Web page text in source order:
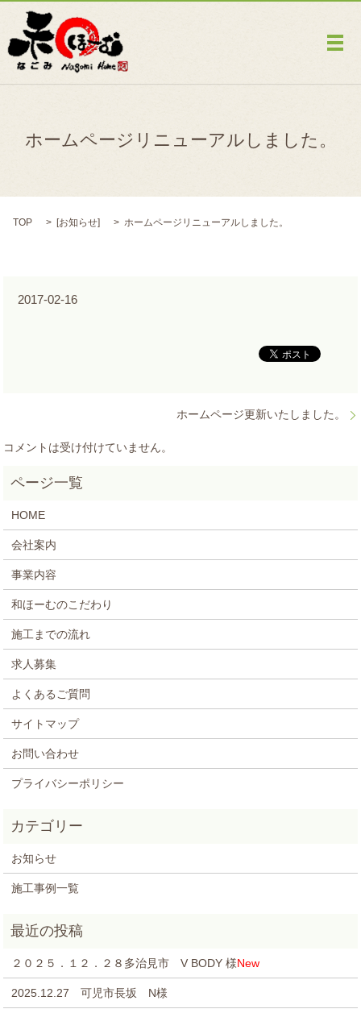
メ
ホームページリニューアルしました。
TOP [お知らせ] ホームページリニューアルしました。
2017-02-16
ホームページ更新いたしました。
コメントは受け付けていません。
HOME
会社案内
事業内容
和ほーむのこだわり
施工までの流れ
求人募集
よくあるご質問
サイトマップ
お問い合わせ
プライバシーポリシー
お知らせ
施工事例一覧
２０２５．１２．２８多治見市 V BODY 様New
2025.12.27 可児市長坂 N様